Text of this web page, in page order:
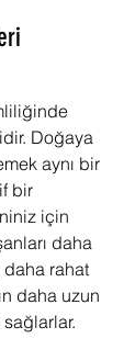
Doğaya
aynı bir
bir
için
daha
daha rahat
daha uzun
sağlarlar.